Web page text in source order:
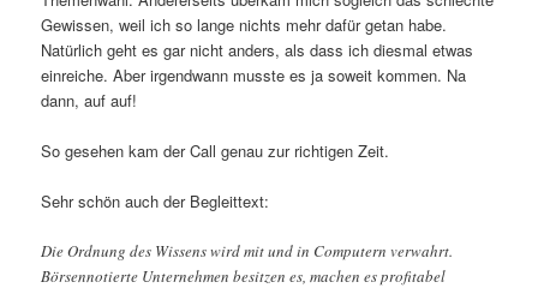
Gewissen, weil ich so lange nichts mehr dafür getan habe.
Natürlich geht es gar nicht anders, als dass ich diesmal etwas
einreiche. Aber irgendwann musste es ja soweit kommen. Na
dann, auf auf!
So gesehen kam der Call genau zur richtigen Zeit.
Sehr schön auch der Begleittext:
Die Ordnung des Wissens wird mit und in Computern verwahrt.
Börsennotierte Unternehmen besitzen es, machen es profitabel